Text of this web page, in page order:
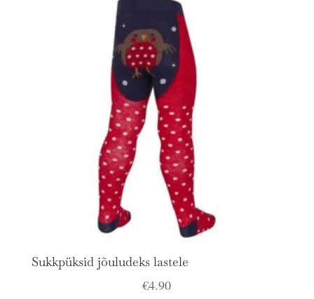
Sukkpüksid jõuludeks lastele
€4.90